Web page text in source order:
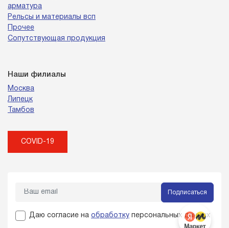
арматура
Рельсы и материалы всп
Прочее
Сопутствующая продукция
Наши филиалы
Москва
Липецк
Тамбов
COVID-19
Подписаться
Даю согласие на обработку персональных данных